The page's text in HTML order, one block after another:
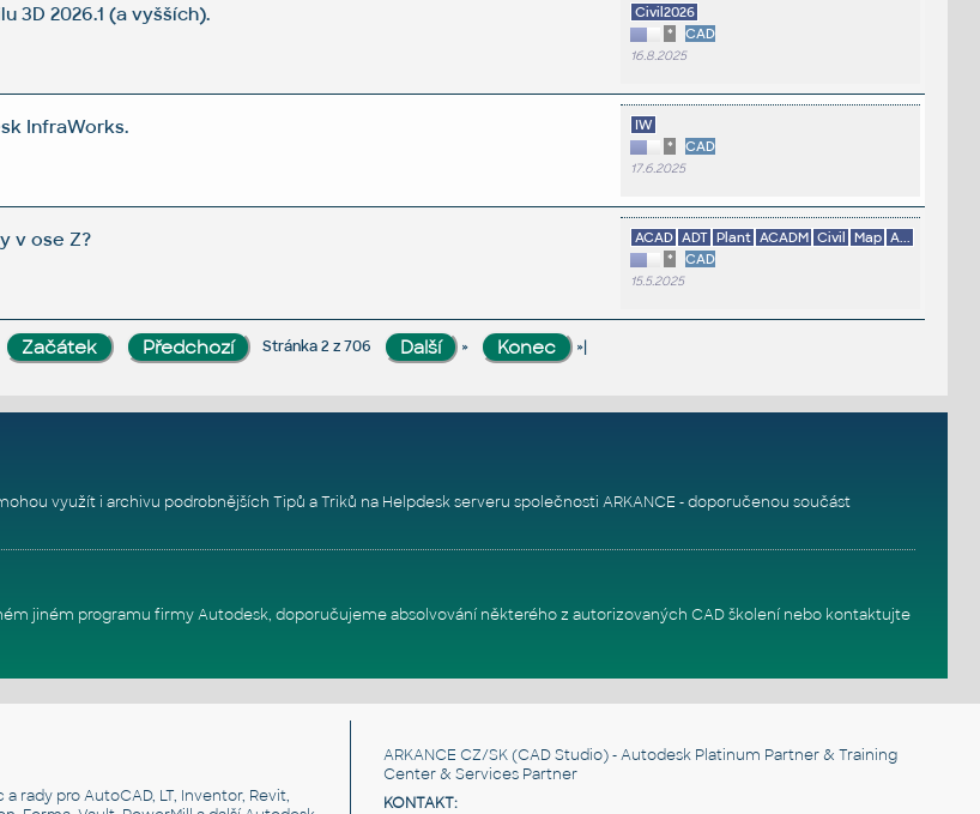
3D 2026.1 (a vyšších).
Civil2026
*
CAD
16.8.2025
InfraWorks.
IW
*
CAD
17.6.2025
v ose Z? ACAD ADT Plant ACADM Civil Map A...
*
CAD
15.5.2025
Stránka 2 z 706 » »|
využít i archivu podrobnějších Tipů a Triků na Helpdesk serveru společnosti ARKANCE - doporučenou součást
jiném programu firmy Autodesk, doporučujeme absolvování některého z autorizovaných CAD školenínebo kontaktujte
rady pro AutoCAD, LT, Inventor, Revit,
ARKANCE CZ/SK(CAD Studio) - Autodesk Platinum Partner & Training
Center & Services Partner
KONTAKT: